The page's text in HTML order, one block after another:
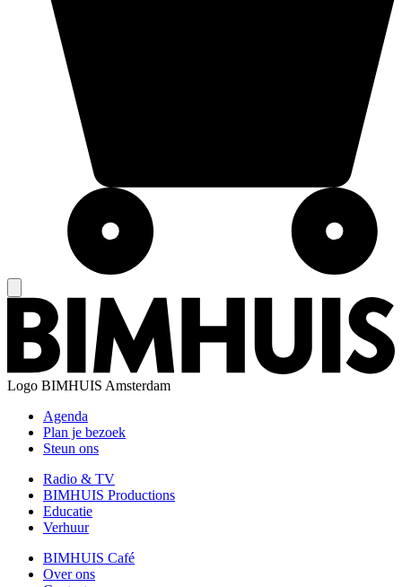
Logo BIMHUIS Amsterdam
Agenda
Plan je bezoek
Steun ons
Radio & TV
BIMHUIS Productions
Educatie
Verhuur
BIMHUIS Café
Over ons